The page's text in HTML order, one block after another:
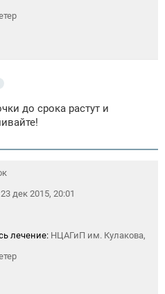
до срока растут и
23 дек 2015, 20:01
лечение: НЦАГиП им. Кулакова,